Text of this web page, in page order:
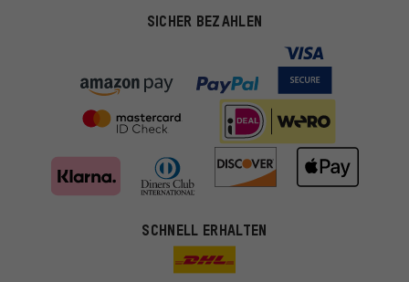
SICHER BEZAHLEN
SCHNELL ERHALTEN